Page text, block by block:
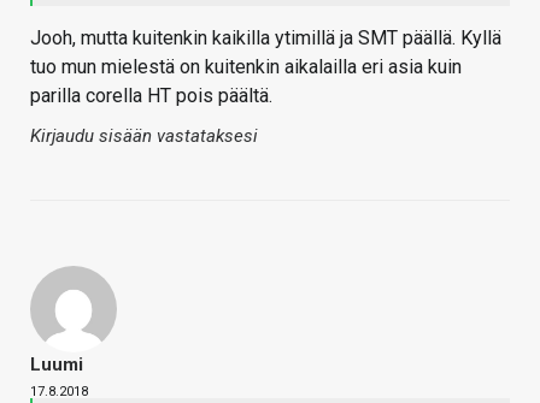
Jooh, mutta kuitenkin kaikilla ytimillä ja SMT päällä. Kyllä
tuo mun mielestä on kuitenkin aikalailla eri asia kuin
parilla corella HT pois päältä.
Kirjaudu sisään vastataksesi
Luumi
17.8.2018